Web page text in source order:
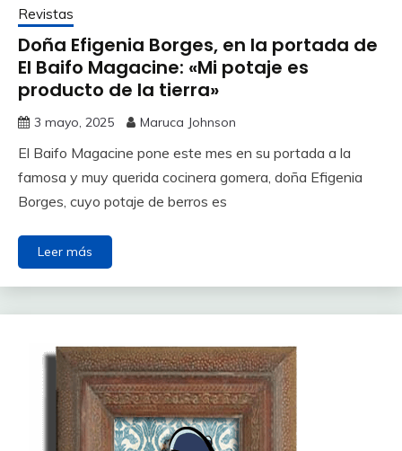
Revistas
Doña Efigenia Borges, en la portada de
El Baifo Magacine: «Mi potaje es
producto de la tierra»
3 mayo, 2025 Maruca Johnson
El Baifo Magacine pone este mes en su portada a la
famosa y muy querida cocinera gomera, doña Efigenia
Borges, cuyo potaje de berros es
Leer más